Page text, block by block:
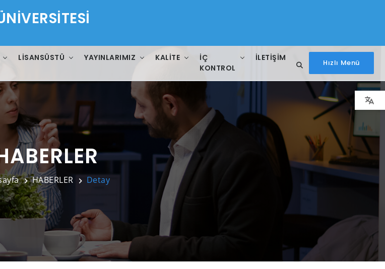
LISANSÜSTÜ YAYINLARIMIZ KALITE
İÇ
KONTROL
İLETIŞIM
Hızlı Menü
HABERLER Detay